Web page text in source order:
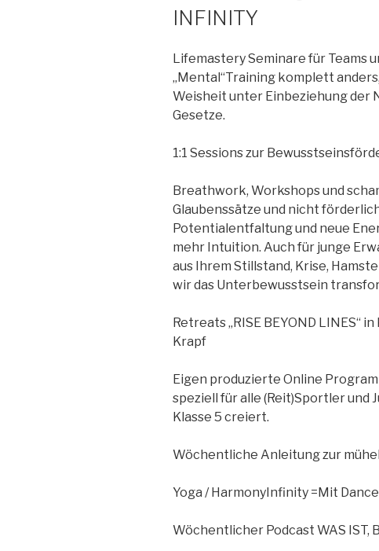
INFINITY
Lifemastery Seminare für Teams
„Mental“Training komplett
Weisheit unter Einbeziehung der
Gesetze.
1:1 Sessions zur
Breathwork, Workshops und
Glaubenssätze und nicht
Potentialentfaltung und neue
mehr Intuition. Auch für junge
aus Ihrem Stillstand, Krise,
wir das Unterbewusstsein
Retreats „RISE BEYOND LINES“
Krapf
Eigen produzierte Online
speziell für alle (Reit)Sportler und
Klasse 5
Wöchentliche Anleitung zur
Yoga / HarmonyInfinity =Mit
Wöchentlicher Podcast WAS IST,